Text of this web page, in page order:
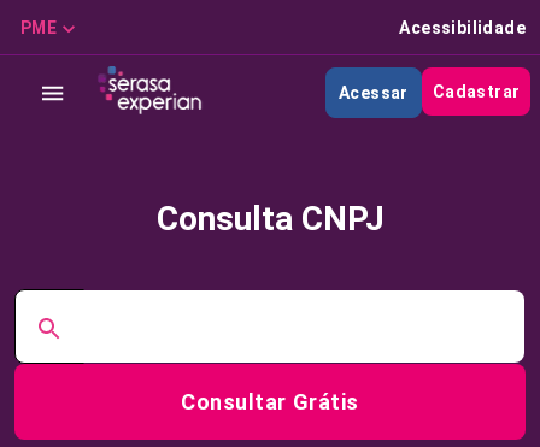
PME Acessibilidade
Acessar Cadastrar
Consulta CNPJ
Consultar Grátis